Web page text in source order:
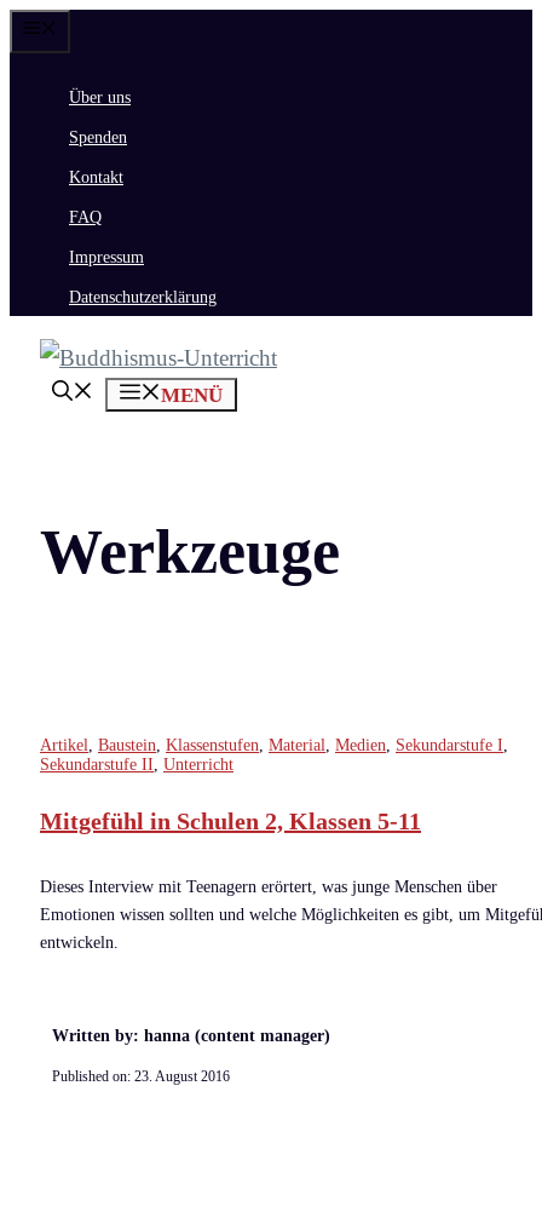
Zum
springenÜber uns
Spenden
Kontakt
FAQ
Impressum
Datenschutzerklärung
MENÜ
Werkzeuge
Artikel Baustein Klassenstufen Material Medien Sekundarstufe I
Sekundarstufe II Unterricht
Mitgefühl in Schulen 2, Klassen 5-11
Dieses Interview mit Teenagern erörtert, was junge Menschen über
Emotionen wissen sollten und welche Möglichkeiten es gibt, um
entwickeln.
Written by: hanna (content manager)
Published on: 23. August 2016